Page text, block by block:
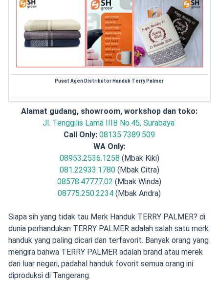
Pusat Agen Distributor Handuk Terry Palmer
Alamat gudang, showroom, workshop dan toko:
Jl. Tenggilis Lama IIIB No.45, Surabaya
Call Only: 08135.7389.509
WA Only:
08953.2536.1258 (Mbak Kiki)
081.22933.1780(Mbak Citra)
08578.47777.02 (Mbak Winda)
08775.250.2234 (Mbak Andra)
Siapa sih yang tidak tau Merk Handuk TERRY PALMER? di
dunia perhandukan TERRY PALMER adalah salah satu merk
handuk yang paling dicari dan terfavorit. Banyak orang yang
mengira bahwa TERRY PALMER adalah brand atau merek
dari luar negeri, padahal handuk fovorit semua orang ini
diproduksi di Tangerang.